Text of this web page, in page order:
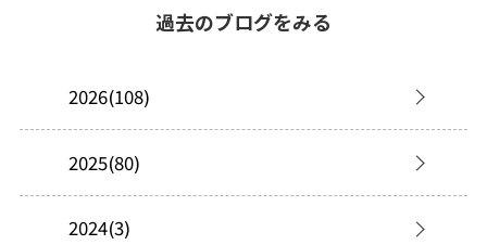
過去のブログをみる
2026(108)
2025(80)
2024(3)